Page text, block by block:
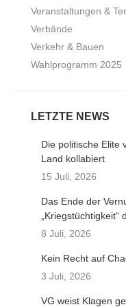
Veranstaltungen &
Verbände
Verkehr & Bauen
Wahlprogramm 2025
LETZTE NEWS
Die politische Elite
Land kollabiert
15 Juli, 2026
Das Ende der
8 Juli, 2026
Kein Recht auf
3 Juli, 2026
VG weist Klagen